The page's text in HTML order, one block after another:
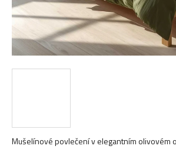
Mušelínové povlečení v elegantním olivovém